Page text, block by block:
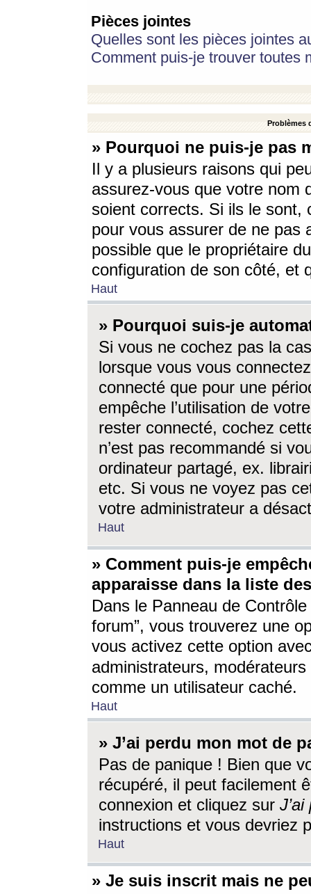
Pièces jointes
Quelles sont les pièces jointes
Comment puis-je trouver toutes
Problèmes
» Pourquoi ne puis-je pas
Il y a plusieurs raisons qui
assurez-vous que votre nom
soient corrects. Si ils le sont,
pour vous assurer de ne pas
possible que le propriétaire
configuration de son côté, et
Haut
» Pourquoi suis-je
Si vous ne cochez pas la
lorsque vous vous
connecté que pour une
empêche l’utilisation de
rester connecté, cochez
n’est pas recommandé si
ordinateur partagé, ex.
etc. Si vous ne voyez pas
votre administrateur a
Haut
» Comment puis-je
apparaisse dans la liste
Dans le Panneau de
forum”, vous trouverez une
vous activez cette option
administrateurs,
comme un utilisateur caché.
Haut
» J’ai perdu mon mot de
Pas de panique ! Bien que
récupéré, il peut facilement
connexion et cliquez sur
instructions et vous devriez
Haut
» Je suis inscrit mais ne